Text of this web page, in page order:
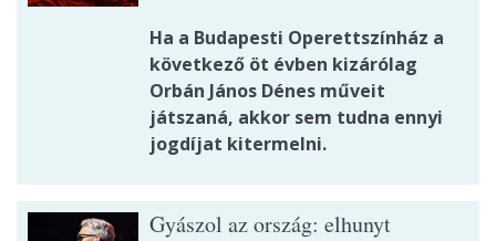
Ha a Budapesti Operettszínház a
következő öt évben kizárólag
Orbán János Dénes műveit
játszaná, akkor sem tudna ennyi
jogdíjat kitermelni.
Gyászol az ország: elhunyt